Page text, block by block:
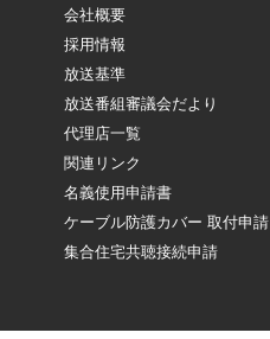
会社概要
採用情報
放送基準
放送番組審議会だより
代理店一覧
関連リンク
名義使用申請書
ケーブル防護カバー 取付申請
集合住宅共聴接続申請